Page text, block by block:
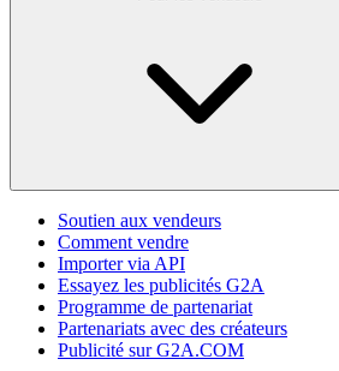
Soutien aux vendeurs
Comment vendre
Importer via API
Essayez les publicités G2A
Programme de partenariat
Partenariats avec des créateurs
Publicité sur G2A.COM